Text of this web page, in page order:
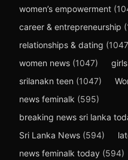
women’s empowerment
career & entrepreneurship
relationships & dating
women news (1047) girls
srilanakn teen (1047)
news feminalk (595)
breaking news sri lanka
Sri Lanka News (594)
news feminalk today (594)